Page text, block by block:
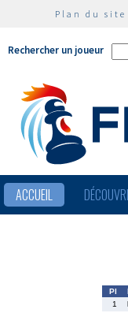
Plan du site
Rechercher un joueur
ACCUEIL
Pl
1